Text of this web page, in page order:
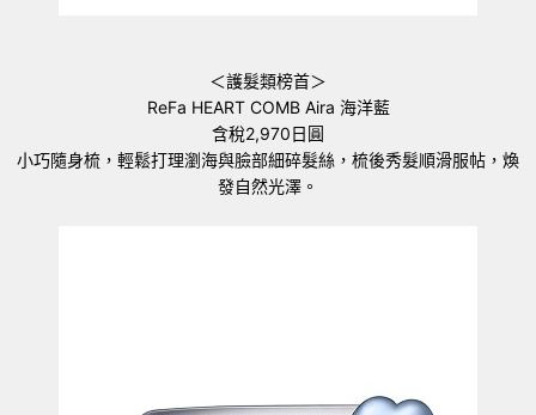
＜護髮類榜首＞
ReFa HEART COMB Aira 海洋藍
含稅2,970日圓
小巧隨身梳，輕鬆打理瀏海與臉部細碎髮絲，梳後秀髮順滑服帖，煥
發自然光澤。